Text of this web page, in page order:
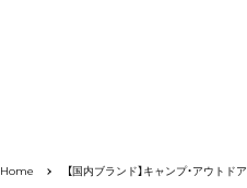
Home 【国内ブランド】キャンプ・アウトドア